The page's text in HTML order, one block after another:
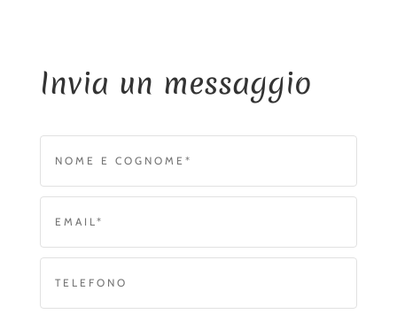
Invia un messaggio